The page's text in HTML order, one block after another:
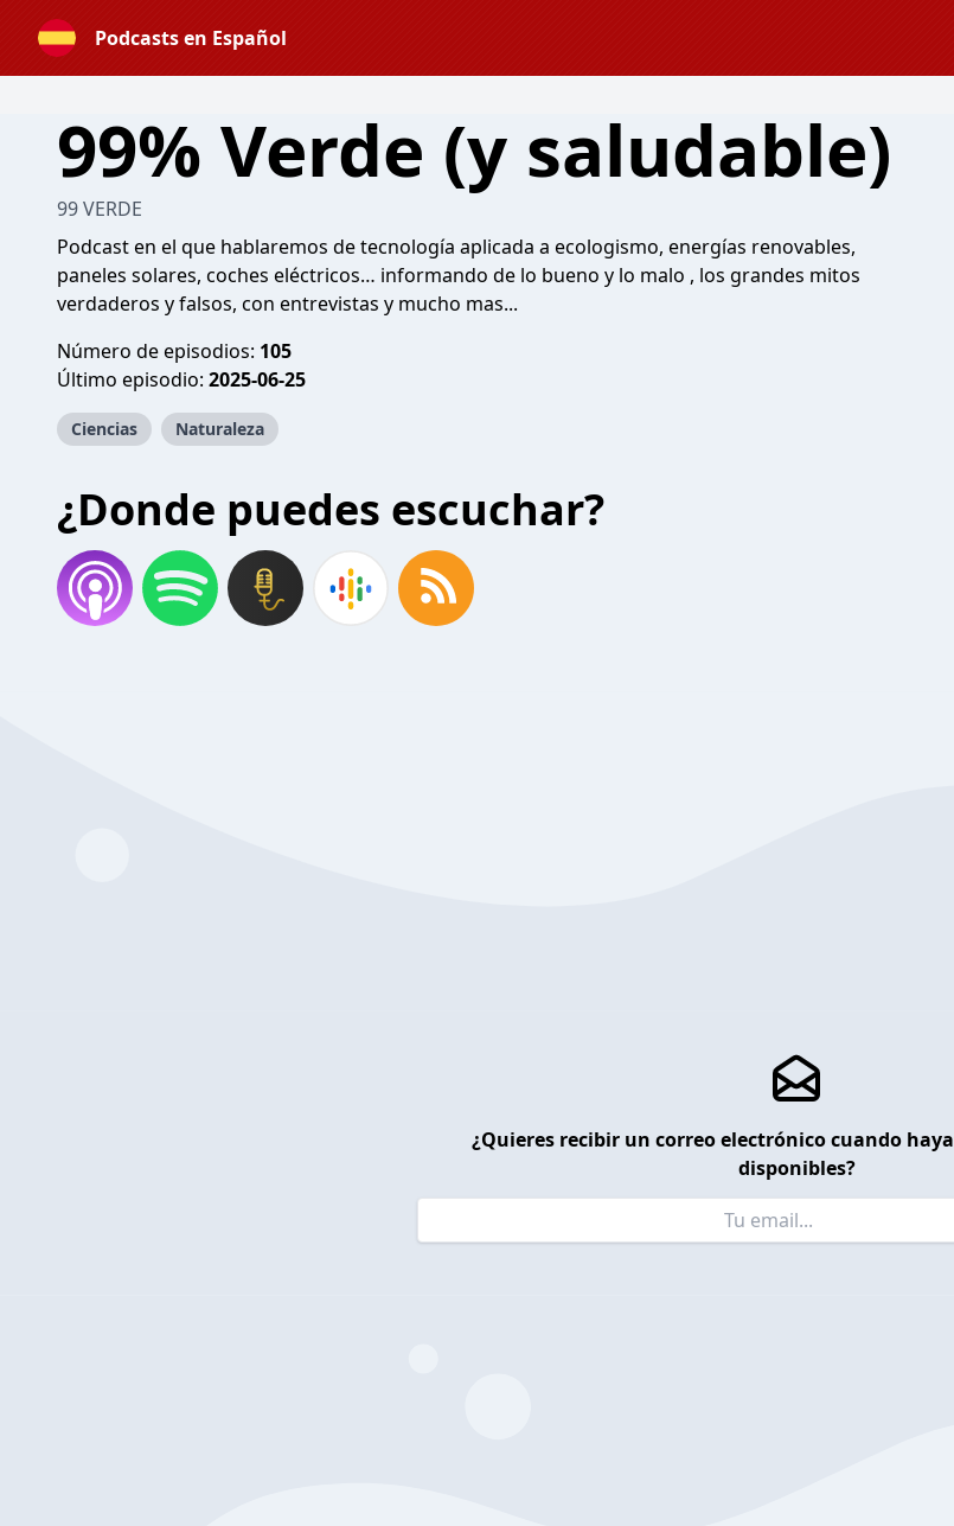
Podcasts en Español
99% Verde (y saludable)
99 VERDE
Podcast en el que hablaremos de tecnología aplicada a ecologismo, energías renovables,
paneles solares, coches eléctricos… informando de lo bueno y lo malo , los grandes mitos
verdaderos y falsos, con entrevistas y mucho mas...
Número de episodios: 105
Último episodio: 2025-06-25
Ciencias Naturaleza
¿Donde puedes escuchar?
¿Quieres recibir un correo electrónico cuando
disponibles?